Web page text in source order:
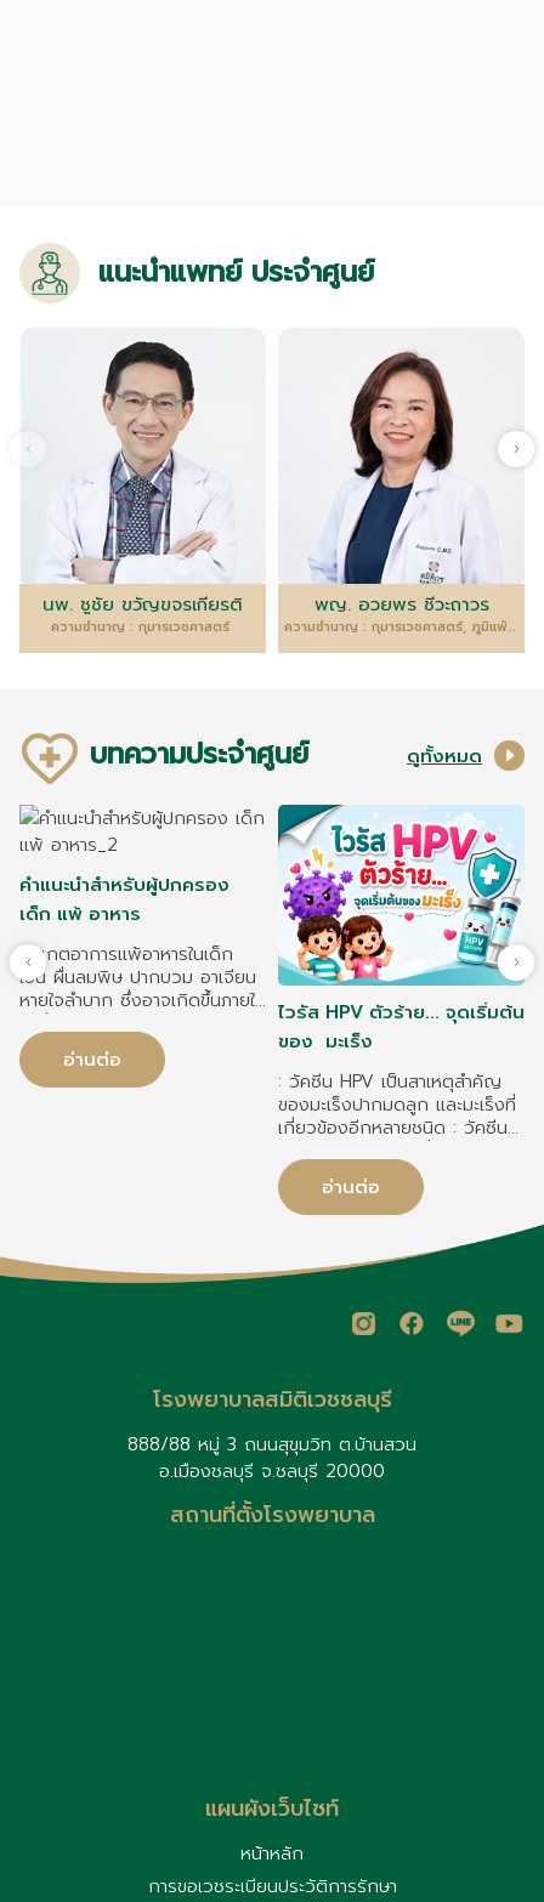
แนะนำแพทย์ ประจำศูนย์
นพ. ชูชัย ขวัญขจรเกียรติ
ความชำนาญ : กุมารเวชศาสตร์
พญ. อวยพร ชีวะถาวร
ความชำนาญ : กุมารเวชศาสตร์, ภูมิแพ้และภูมิคุ้มกันวิทยา
บทความประจำศูนย์ ดูทั้งหมด
คำแนะนำสำหรับผู้ปกครอง
เด็ก แพ้ อาหาร
สังเกตอาการแพ้อาหารในเด็ก
เช่น ผื่นลมพิษ ปากบวม อาเจียน
หายใจลำบาก ซึ่งอาจเกิดขึ้นภายใน
เด็กแพ้อาหารอย่างถูกต้อง อ่าน
ฉลากอาหาร หลีกเลี่ยงอาหารที่
แพ้ และป้องกันการปนเปื้อน
Injector (หากแพทย์สั่ง) และนำ
ส่งโรงพยาบาลทันที เด็กบางราย
อ่านต่อ
ไวรัส HPV ตัวร้าย... จุดเริ่มต้น
ของ มะเร็ง
: วัคซีน HPV เป็นสาเหตุสำคัญ
ของมะเร็งปากมดลูก และมะเร็งที่
เกี่ยวข้องอีกหลายชนิด : วัคซีน
ปากมดลูกได้สูงสุดถึง 70–90%
ขึ้นอยู่กับชนิดของวัคซีน : วัคซีน
HPV ทั้งเด็กหญิงและเด็กชาย
ควรได้รับวัคซีนเพื่อป้องกันโรค
และการแพร่เชื้อ
อ่านต่อ
โรงพยาบาลสมิติเวชชลบุรี
888/88 หมู่ 3 ถนนสุขุมวิท ต.บ้านสวน
อ.เมืองชลบุรี จ.ชลบุรี 20000
สถานที่ตั้งโรงพยาบาล
แผนผังเว็บไซท์
หน้าหลัก
การขอเวชระเบียนประวัติการรักษา